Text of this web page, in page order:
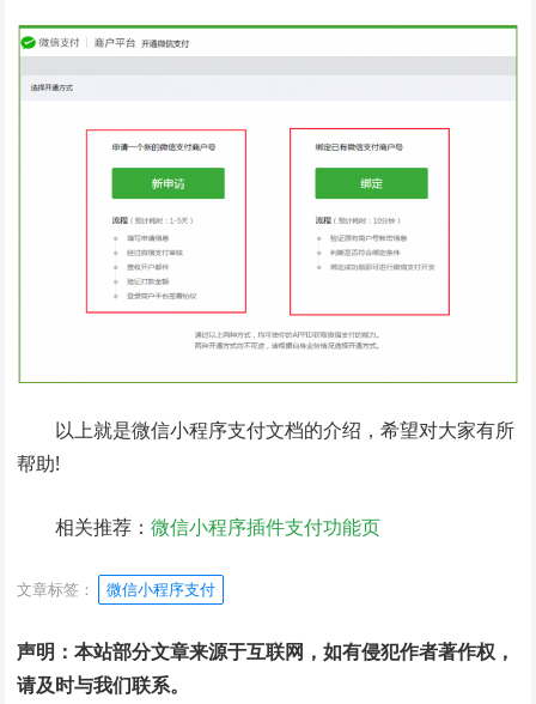
以上就是微信小程序支付文档的介绍，希望对大家有所
帮助!
相关推荐：微信小程序插件支付功能页
文章标签： 微信小程序支付
声明：本站部分文章来源于互联网，如有侵犯作者著作权，
请及时与我们联系。